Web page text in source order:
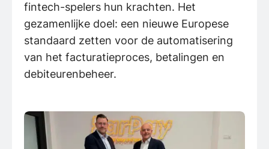
fintech-spelers hun krachten. Het
gezamenlijke doel: een nieuwe Europese
standaard zetten voor de automatisering
van het facturatieproces, betalingen en
debiteurenbeheer.